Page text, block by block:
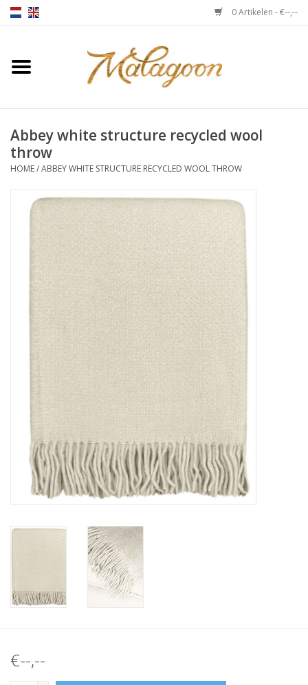
0 Artikelen - €--,--
Home
Plaids
Stoelen
Notebooks & accessoires
Vloerkleden
Abbey white structure recycled wool
throw
HOME/ABBEY WHITE STRUCTURE RECYCLED WOOL THROW
€--,--